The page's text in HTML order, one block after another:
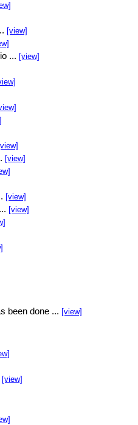
[view]
... [view]
[view]
[view]
[view]
been done ... [view]
[view]